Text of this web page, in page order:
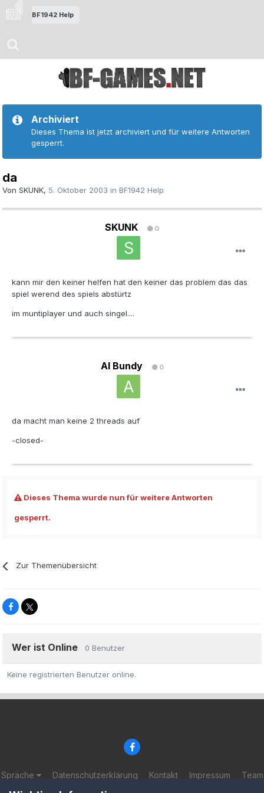
BF1942 Help
Archiviert
Dieses Thema ist jetzt archiviert und für weitere Antworten
gesperrt.
da
Von SKUNK, 5. Oktober 2003 in BF1942 Help
SKUNK 0
kann mir den keiner helfen hat den keiner das problem das das
spiel werend des spiels abstürtz
im muntiplayer und auch singel....
Al Bundy 0
da macht man keine 2 threads auf
-closed-
Dieses Thema wurde nun für weitere Antworten
gesperrt.
Zur Themenübersicht
Wer ist Online 0 Benutzer
Keine registrierten Benutzer online.
Sprache Datenschutzerklärung Kontakt Impressum Team
© 2002-2025 BF-Games.net